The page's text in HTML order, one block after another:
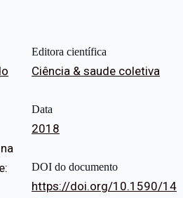
Editora científica
Ciência & saude coletiva
Data
2018
DOI do documento
https://doi.org/10.1590/14